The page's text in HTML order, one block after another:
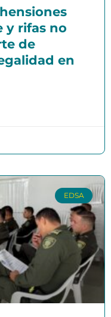
y rifas no
de
en
EDSA